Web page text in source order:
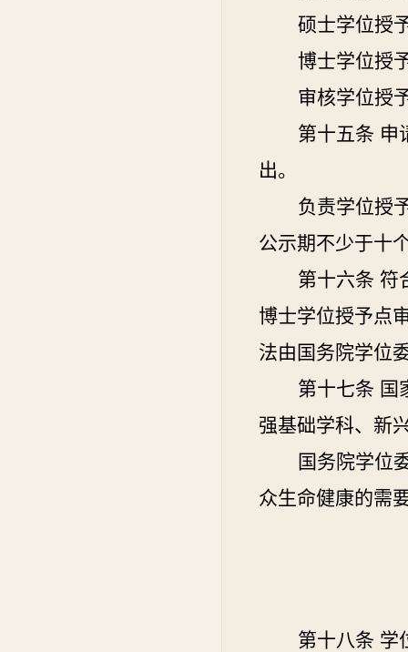
硕士学位授
博士学位授
审核学位授
第十五条 申
出。
负责学位授
公示期不少于十
第十六条 符
博士学位授予点
法由国务院学位
第十七条 国
强基础学科、新
国务院学位
众生命健康的需
第十八条 学